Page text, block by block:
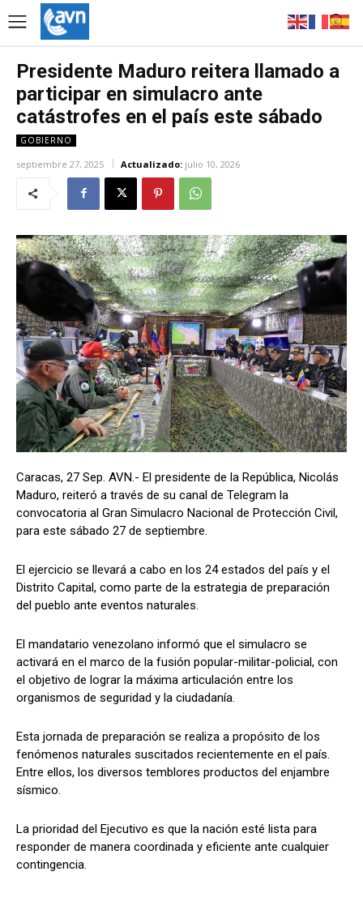
Presidente Maduro reitera llamado a
participar en simulacro ante
catástrofes en el país este sábado
GOBIERNO
septiembre 27, 2025 Actualizado: julio 10, 2026
Caracas, 27 Sep. AVN.- El presidente de la República, Nicolás
Maduro, reiteró a través de su canal de Telegram la
convocatoria al Gran Simulacro Nacional de Protección Civil,
para este sábado 27 de septiembre.
El ejercicio se llevará a cabo en los 24 estados del país y el
Distrito Capital, como parte de la estrategia de preparación
del pueblo ante eventos naturales.
El mandatario venezolano informó que el simulacro se
activará en el marco de la fusión popular-militar-policial, con
el objetivo de lograr la máxima articulación entre los
organismos de seguridad y la ciudadanía.
Esta jornada de preparación se realiza a propósito de los
fenómenos naturales suscitados recientemente en el país.
Entre ellos, los diversos temblores productos del enjambre
sísmico.
La prioridad del Ejecutivo es que la nación esté lista para
responder de manera coordinada y eficiente ante cualquier
contingencia.